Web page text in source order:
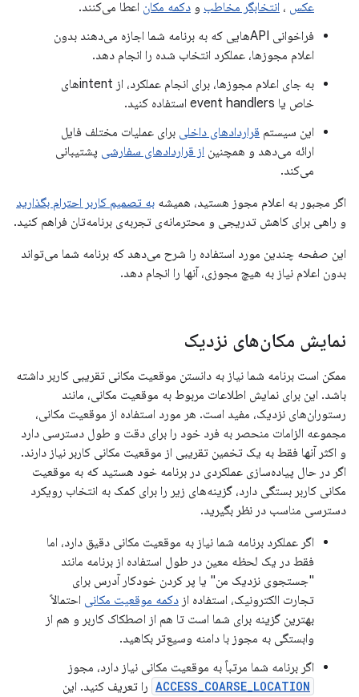
عکس ، انتخابگر مخاطب و دکمه مکان اعطا می‌کنند.
فراخوانی APIهایی که به برنامه شما اجازه می‌دهند بدون
اعلام مجوزها، عملکرد انتخاب شده را انجام دهد.
به جای اعلام مجوزها، برای انجام عملکرد، از intentهای
خاص یا event handlers استفاده کنید.
این سیستم قراردادهای داخلی برای عملیات مختلف فایل
ارائه می‌دهد و همچنین از قراردادهای سفارشی پشتیبانی
می‌کند.
اگر مجبور به اعلام مجوز هستید، همیشه به تصمیم کاربر احترام بگذارید
و راهی برای کاهش تدریجی و محترمانه‌ی تجربه‌ی برنامه‌تان فراهم کنید.
این صفحه چندین مورد استفاده را شرح می‌دهد که برنامه شما می‌تواند
بدون اعلام نیاز به هیچ مجوزی، آنها را انجام دهد.
نمایش مکان‌های نزدیک
ممکن است برنامه شما نیاز به دانستن موقعیت مکانی تقریبی کاربر داشته
باشد. این برای نمایش اطلاعات مربوط به موقعیت مکانی، مانند
رستوران‌های نزدیک، مفید است. هر مورد استفاده از موقعیت مکانی،
مجموعه الزامات منحصر به فرد خود را برای دقت و طول دسترسی دارد
و اکثر آنها فقط به یک تخمین تقریبی از موقعیت مکانی کاربر نیاز دارند.
اگر در حال پیاده‌سازی عملکردی در برنامه خود هستید که به موقعیت
مکانی کاربر بستگی دارد، گزینه‌های زیر را برای کمک به انتخاب رویکرد
دسترسی مناسب در نظر بگیرید.
اگر عملکرد برنامه شما نیاز به موقعیت مکانی دقیق دارد، اما
فقط در یک لحظه معین در طول استفاده از برنامه مانند
"جستجوی نزدیک من" یا پر کردن خودکار آدرس برای
تجارت الکترونیک، استفاده از دکمه موقعیت مکانی احتمالاً
بهترین گزینه برای شما است تا هم از اصطکاک کاربر و هم از
وابستگی به مجوز با دامنه وسیع‌تر بکاهید.
اگر برنامه شما مرتباً به موقعیت مکانی نیاز دارد، مجوز
ACCESS_COARSE_LOCATION را تعریف کنید. این